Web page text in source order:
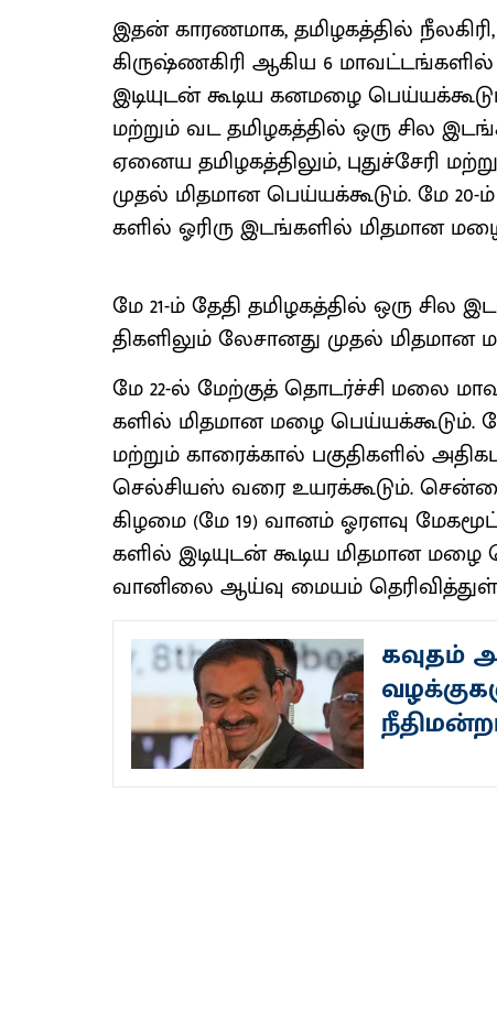
இதன் காரண​மாக, தமிழகத்​தில் நீல​கிரி,
கிருஷ்ணகிரி ஆகிய 6
இடி​யுடன் கூடிய கனமழை
மற்​றும் வட தமிழகத்​தில் ஒரு சில
ஏனைய தமிழகத்​தி​லும், புதுச்​சேரி
முதல் மித​மான பெய்​யக்​கூடும். மே
களில் ஓரிரு இடங்​களில் மித​மான
மே 21-ம் தேதி தமிழகத்​தில் ஒரு சில
தி​களி​லும் லேசானது முதல் மித​மான
மே 22-ல் மேற்​குத் தொடர்ச்சி மலை
களில் மித​மான மழை பெய்யக்​கூடும். மே
மற்​றும் காரைக்​கால் பகு​தி​களில்
செல்​சி​யஸ் வரை உயரக்​கூடும்.
கிழமை (மே 19) வானம் ஓரளவு
களில் இடி​யுடன் கூடிய மித​மான
வானிலை ஆய்வு மையம்
கவுதம்